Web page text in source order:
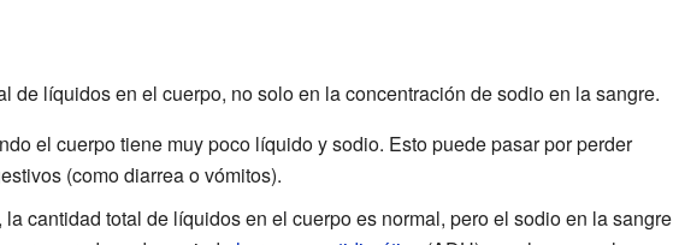
de líquidos en el cuerpo, no solo en la concentración de sodio en la sangre.
el cuerpo tiene muy poco líquido y sodio. Esto puede pasar por perder
(como diarrea o vómitos).
la cantidad total de líquidos en el cuerpo es normal, pero el sodio en la sangre